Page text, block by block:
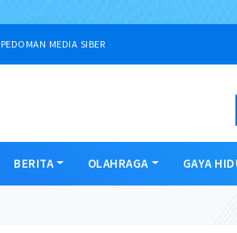
PEDOMAN MEDIA SIBER
BERITA OLAHRAGA GAYA